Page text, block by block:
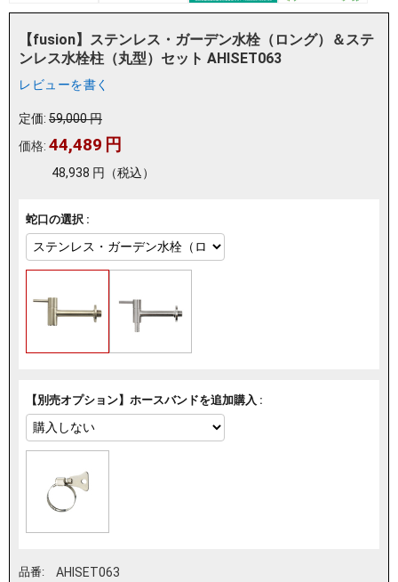
【fusion】ステンレス・ガーデン水栓（ロング）＆ステ
ンレス水栓柱（丸型）セット AHISET063
レビューを書く
定価: 59,000円
価格: 44,489 円
48,938 円 （税込）
蛇口の選択 :
【別売オプション】ホースバンドを追加購入 :
品番: AHISET063